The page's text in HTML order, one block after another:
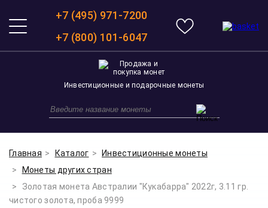
+7 (495) 971-7200
+7 (800) 101-6047
Инвестиционные и подарочные монеты
Главная Каталог
Инвестиционные монеты
Монеты других стран
Золотая монета Австралии "Кукабарра" 2022г, 3.11 гр.
чистого золота, проба 9999